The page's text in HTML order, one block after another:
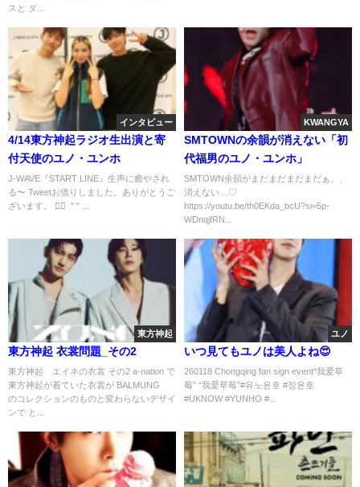
スと ダ...
インタビュー
4/14東方神起ラジオ生出演と寄
付天使のユノ・ユンホ
J-WAVE『START LINE』生声に癒やされ
る〜 Tweetお借りしました。ありがとうご
ざいます。 ♥⃛ ︎ " " ...
KWANGYA
SMTOWNの余韻が消えない「初
代福男のユノ・ユンホ」
SMTOWN余韻がまだまだまだまだぁ、、
消えない…♡
https://youtu.be/th0EKda_bcU?si=5p-
WDnqjfRN...
東方神起
東方神起 衣裳問題_その2
東方神起 エイネの衣裳 その2 a-nation で
東方神起が着ていた衣裳が BALMUNG
のコレクションのものと変わらないデザイ
ンで と...
ユノ
いつ見てもユノは美人よね😍
260118 Chongqing fan sign event“我爱草
莓” “我爱草莓”#유노윤호 #정윤호
#UKNOW #YUNHO #...